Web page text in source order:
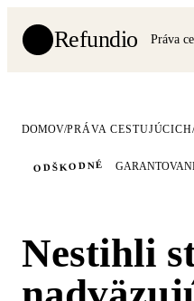
Refundio Práva
DOMOV/PRÁVA CESTUJÚCICH
ODŠKODNÉ
Nestihli